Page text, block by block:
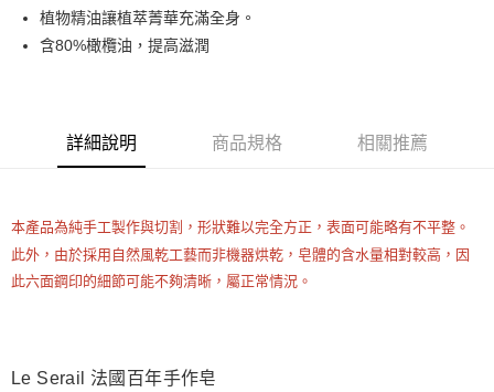
Apple Pay
街口支付
Google Pay
運送方式
全家取貨付款
每筆NT$80，滿NT$999(含以上)免運費
植物精油讓植萃菁華充滿全身。
含80%橄欖油，提高滋潤
詳細說明 商品規格 相關推薦
本產品為純手工製作與切割，形狀難以完全方正，表面可能略有不平整。
此外，由於採用自然風乾工藝而非機器烘乾，皂體的含水量相對較高，因
此六面鋼印的細節可能不夠清晰，屬正常情況。
Le Serail 法國百年手作皂